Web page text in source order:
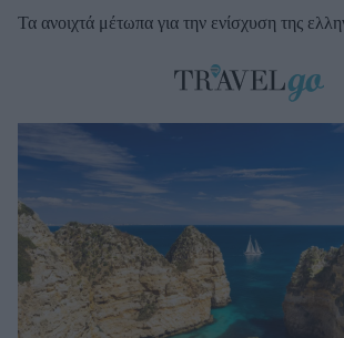
Τα ανοιχτά μέτωπα για την ενίσχυση της